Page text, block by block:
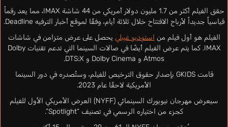
حقق الفيلم أكثر من 1.7 مليون دولار أمريكي من 44 شاشة IMAX، مما يعد رقماً
قياسياً جديداً لأرباح الافتتاح خلال ثلاثة أيام، وفقًا لموقع أخبار الترفيه Deadline.
الفيلم هو أول فيلم من استوديو غيبلي يحصل على عرض متزامن في شاشات
IMAX. كما يتم عرض الفيلم أيضًا في صالات السينما التي تدعم تقنيات Dolby
Atmos و Dolby Cinema و DTS:X.
قامت GKIDS بإصدار حقوق الترخيص للفيلم، وستُصدره في دور السينما
الأمريكية لاحقًا عام 2023.
سيعرض مهرجان نيويورك السينمائي (NYFF) العرض الأمريكي الأول للفيلم
كجزء من اختياره الرسمي في تصنيف “Spotlight”.